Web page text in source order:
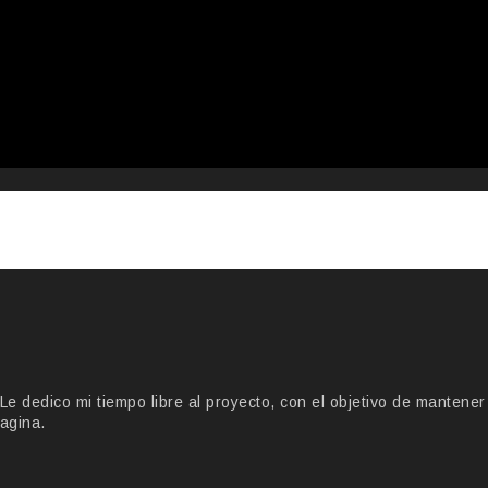
dedico mi tiempo libre al proyecto, con el objetivo de mantener